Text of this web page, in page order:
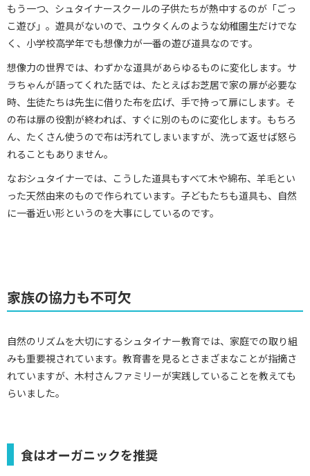
もう一つ、シュタイナースクールの子供たちが熱中するのが「ごっ
こ遊び」。遊具がないので、ユウタくんのような幼稚園生だけでな
く、小学校高学年でも想像力が一番の遊び道具なのです。
想像力の世界では、わずかな道具があらゆるものに変化します。サ
ラちゃんが語ってくれた話では、たとえばお芝居で家の扉が必要な
時、生徒たちは先生に借りた布を広げ、手で持って扉にします。そ
の布は扉の役割が終われば、すぐに別のものに変化します。もちろ
ん、たくさん使うので布は汚れてしまいますが、洗って返せば怒ら
れることもありません。
なおシュタイナーでは、こうした道具もすべて木や綿布、羊毛とい
った天然由来のもので作られています。子どもたちも道具も、自然
に一番近い形というのを大事にしているのです。
家族の協力も不可欠
自然のリズムを大切にするシュタイナー教育では、家庭での取り組
みも重要視されています。教育書を見るとさまざまなことが指摘さ
れていますが、木村さんファミリーが実践していることを教えても
らいました。
食はオーガニックを推奨